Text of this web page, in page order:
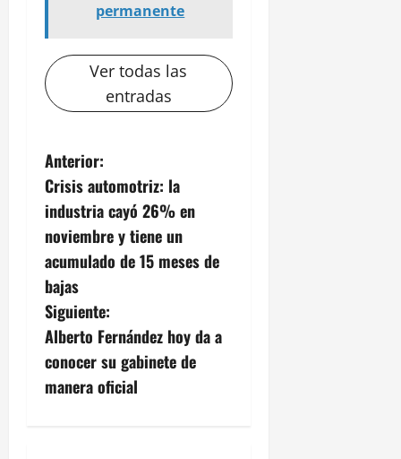
permanente
Ver todas las
entradas
N
a
v
e
g
a
c
Anterior:
Crisis automotriz: la
industria cayó 26% en
noviembre y tiene un
acumulado de 15 meses de
bajas
Siguiente:
Alberto Fernández hoy da a
conocer su gabinete de
manera oficial